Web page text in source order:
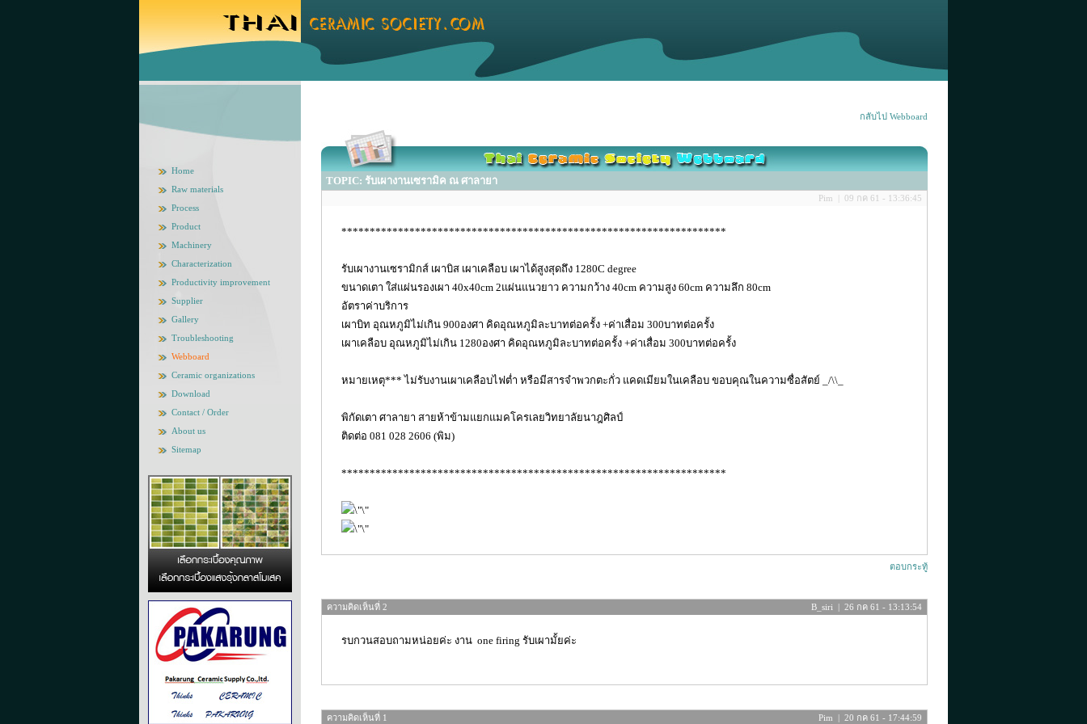
Home
Raw materials
Process
Product
Machinery
Characterization
Productivity improvement
Supplier
Gallery
Troubleshooting
Webboard
Ceramic organizations
Download
Contact / Order
About us
Sitemap
กลับไป Webboard
TOPIC: รับเผางานเซรามิค ณ ศาลายา
Pim | 09 กค 61 - 13:36:45
********************************************************************
รับเผางานเซรามิกส์ เผาบิส เผาเคลือบ เผาได้สูงสุดถึง 1280C degree
ขนาดเตา ใส่แผ่นรองเผา 40x40cm 2แผ่นแนวยาว ความกว้าง 40cm ความสูง 60cm ความลึก 80cm
อัตราค่าบริการ
เผาบิท อุณหภูมิไม่เกิน 900องศา คิดอุณหภูมิละบาทต่อครั้ง +ค่าเสื่อม 300บาทต่อครั้ง
เผาเคลือบ อุณหภูมิไม่เกิน 1280องศา คิดอุณหภูมิละบาทต่อครั้ง +ค่าเสื่อม 300บาทต่อครั้ง
หมายเหตุ*** ไม่รับงานเผาเคลือบไฟต่ำ หรือมีสารจำพวกตะกั่ว แคดเมียมในเคลือบ ขอบคุณในความซื่อสัตย์ _/\\_
พิกัดเตา ศาลายา สายห้าข้ามแยกแมคโครเลยวิทยาลัยนาฎศิลป์
ติดต่อ 081 028 2606 (พิม)
********************************************************************
ตอบกระทู้
ความคิดเห็นที่ 2 B_siri | 26 กค 61 - 13:13:54
รบกวนสอบถามหน่อยค่ะ งาน one firing รับเผามั้ยค่ะ
ความคิดเห็นที่ 1 Pim | 20 กค 61 - 17:44:59